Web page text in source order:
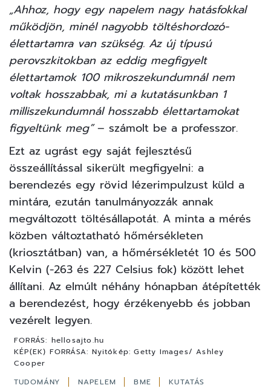
„Ahhoz, hogy egy napelem nagy hatásfokkal
működjön, minél nagyobb töltéshordozó-
élettartamra van szükség. Az új típusú
perovszkitokban az eddig megfigyelt
élettartamok 100 mikroszekundumnál nem
voltak hosszabbak, mi a kutatásunkban 1
milliszekundumnál hosszabb élettartamokat
figyeltünk meg”– számolt be a professzor.
Ezt az ugrást egy saját fejlesztésű
összeállítással sikerült megfigyelni: a
berendezés egy rövid lézerimpulzust küld a
mintára, ezután tanulmányozzák annak
megváltozott töltésállapotát. A minta a mérés
közben változtatható hőmérsékleten
(kriosztátban) van, a hőmérsékletét 10 és 500
Kelvin (-263 és 227 Celsius fok) között lehet
állítani. Az elmúlt néhány hónapban átépítették
a berendezést, hogy érzékenyebb és jobban
vezérelt legyen.
FORRÁS: hellosajto.hu
KÉP(EK) FORRÁSA: Nyitókép: Getty Images/ Ashley
Cooper
TUDOMÁNY
NAPELEM BME KUTATÁS